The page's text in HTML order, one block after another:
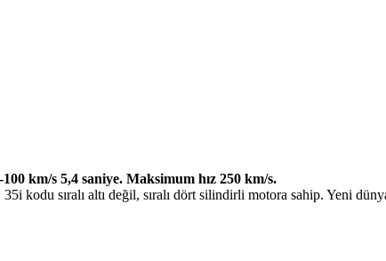
km/s 5,4 saniye. Maksimum hız 250 km/s.
kodu sıralı altı değil, sıralı dört silindirli motora sahip. Yeni